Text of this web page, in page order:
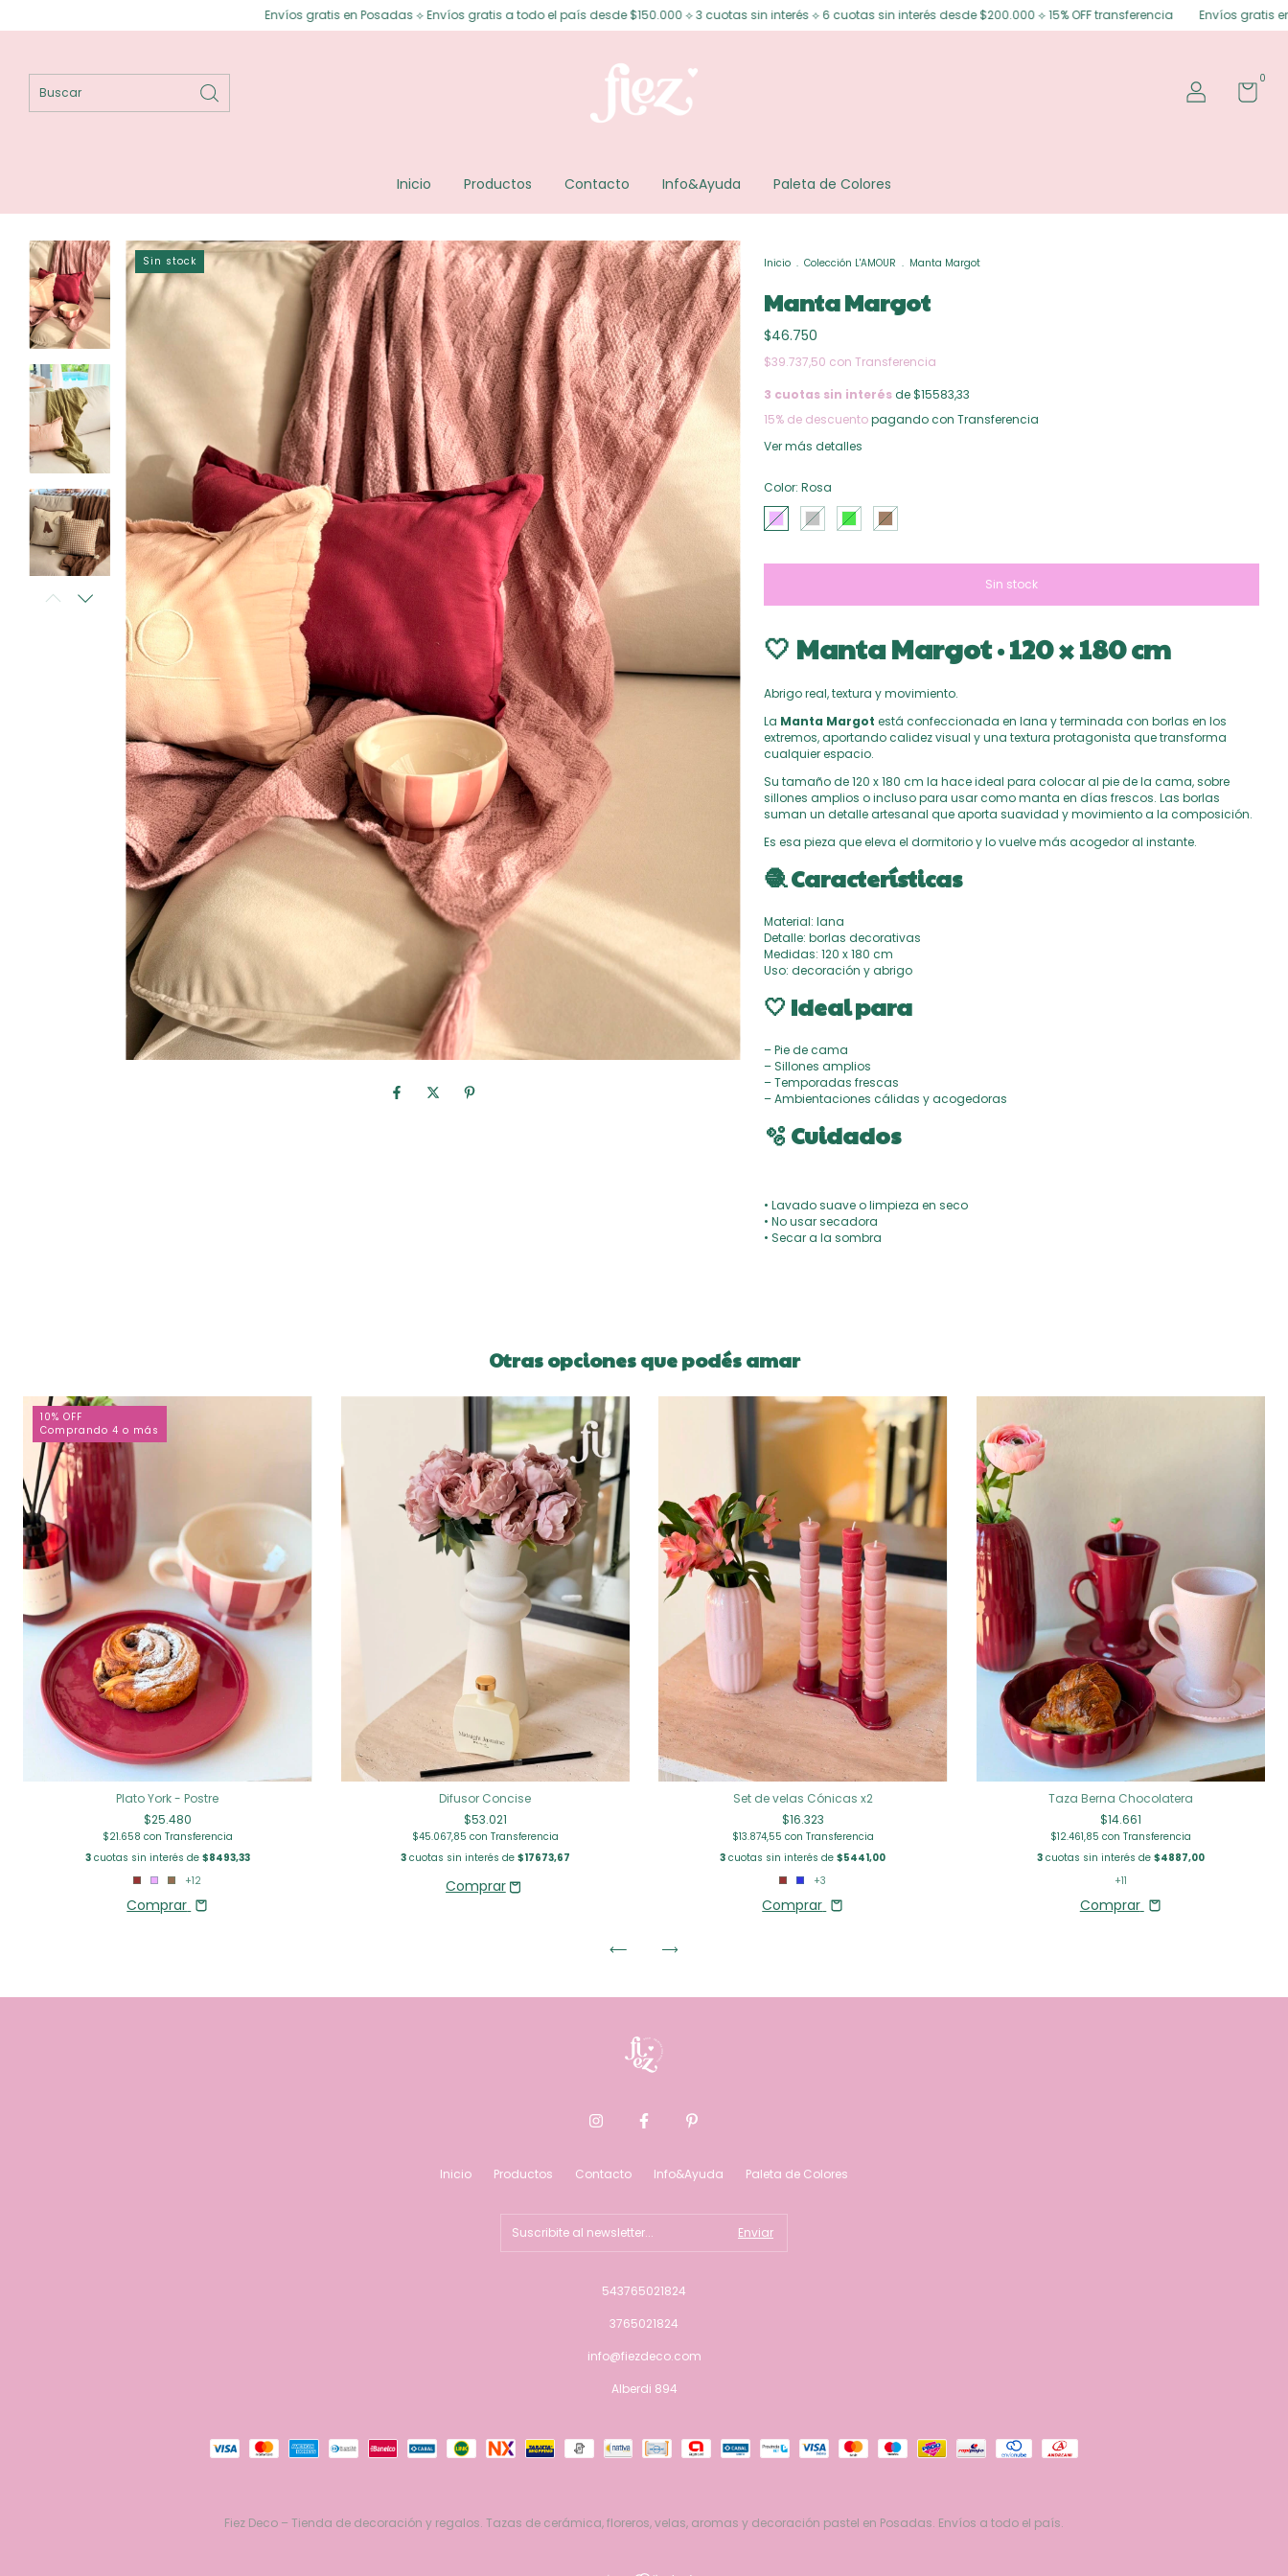
Envíos gratis en Posadas ⟡ Envíos gratis a todo el país desde $150.000 ⟡ 3 cuotas sin interés ⟡ 6 cuotas sin interés desde $200.000 ⟡ 15% OFF transferencia Envíos gratis en Posadas ⟡
0
Inicio Productos Contacto Info&Ayuda Paleta de Colores
Sin stock Inicio . Colección L'AMOUR . Manta Margot
Manta Margot
$46.750
$39.737,50 con Transferencia
3 cuotas sin interésde $15583,33
15% de descuentopagando con Transferencia
Ver más detalles
Color: Rosa
🤍 Manta Margot · 120 × 180 cm
Abrigo real, textura y movimiento.
La Manta Margot está confeccionada en lana y terminada con borlas en los
extremos, aportando calidez visual y una textura protagonista que transforma
cualquier espacio.
Su tamaño de 120 x 180 cm la hace ideal para colocar al pie de la cama, sobre
sillones amplios o incluso para usar como manta en días frescos. Las borlas
suman un detalle artesanal que aporta suavidad y movimiento a la composición.
Es esa pieza que eleva el dormitorio y lo vuelve más acogedor al instante.
🧶 Características
Material: lana
Detalle: borlas decorativas
Medidas: 120 x 180 cm
Uso: decoración y abrigo
🤍 Ideal para
– Pie de cama
– Sillones amplios
– Temporadas frescas
– Ambientaciones cálidas y acogedoras
🫧 Cuidados
• Lavado suave o limpieza en seco
• No usar secadora
• Secar a la sombra
Otras opciones que podés amar
10% OFF
Comprando 4 o más
Plato York - Postre
$25.480
$21.658 con Transferencia
3cuotas sin interés de $8493,33
+12
Comprar
Difusor Concise
$53.021
$45.067,85 con Transferencia
3cuotas sin interés de $17673,67
Set de velas Cónicas x2
$16.323
$13.874,55 con Transferencia
3 cuotas sin interés de$5441,00
+3
Comprar
Taza Berna Chocolatera
$14.661
$12.461,85 con Transferencia
3cuotas sin interés de $4887,00
+11
Comprar
Inicio Productos Contacto Info&Ayuda Paleta de Colores
543765021824
3765021824
info@fiezdeco.com
Alberdi 894
Fiez Deco – Tienda de decoración y regalos. Tazas de cerámica, floreros, velas, aromas y decoración pastel en Posadas. Envíos a todo el país.